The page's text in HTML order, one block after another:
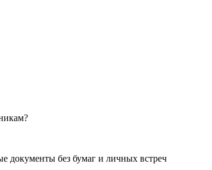
документы без бумаг и личных встреч